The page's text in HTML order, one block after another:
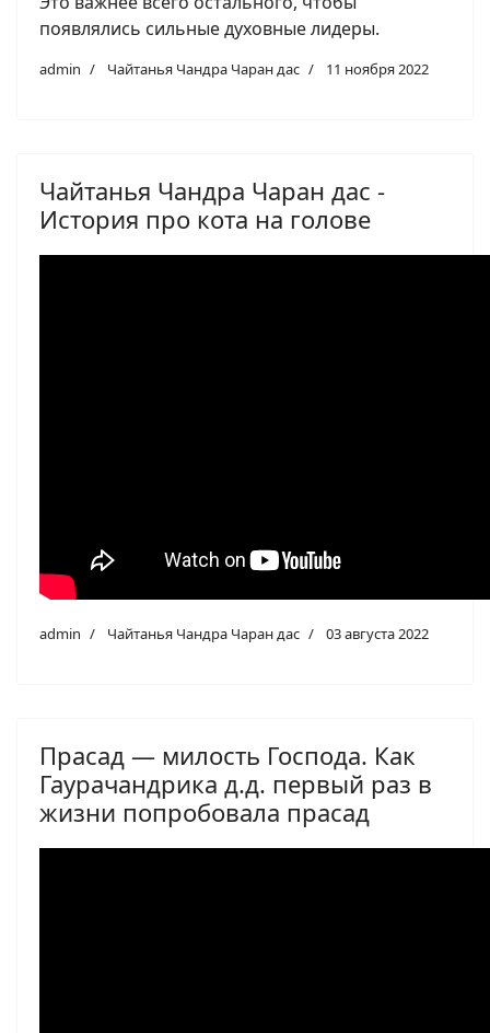
появлялись сильные духовные лидеры.
admin Чайтанья Чандра Чаран дас 11 ноября 2022
Чайтанья Чандра Чаран дас -
История про кота на голове
admin Чайтанья Чандра Чаран дас 03 августа 2022
Прасад — милость Господа. Как
Гаурачандрика д.д. первый раз в
жизни попробовала прасад